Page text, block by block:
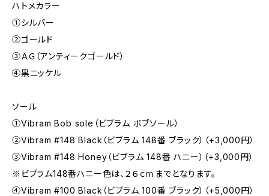
ハトメカラー
①シルバー
②ゴールド
③ＡＧ（アンティークゴールド）
④黒ニッケル
ソール
①Vibram Bob sole（ビブラム ボブソール）
②Vibram #148 Black（ビブラム 148番 ブラック）（+3,000円）
③Vibram #148 Honey（ビブラム 148番 ハニー）（+3,000円）
※ビブラム148番ハニー色は、２６ｃｍまでとなります。
④Vibram #100 Black（ビブラム 100番 ブラック）（+5,000円）